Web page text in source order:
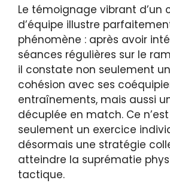
Le témoignage vibrant d’un
d’équipe illustre
phénomène : après avoir
séances régulières sur le
il constate non seulement
cohésion avec ses
entraînements, mais aussi
décuplée en match. Ce
seulement un exercice
désormais une stratégie
atteindre la suprématie
tactique.